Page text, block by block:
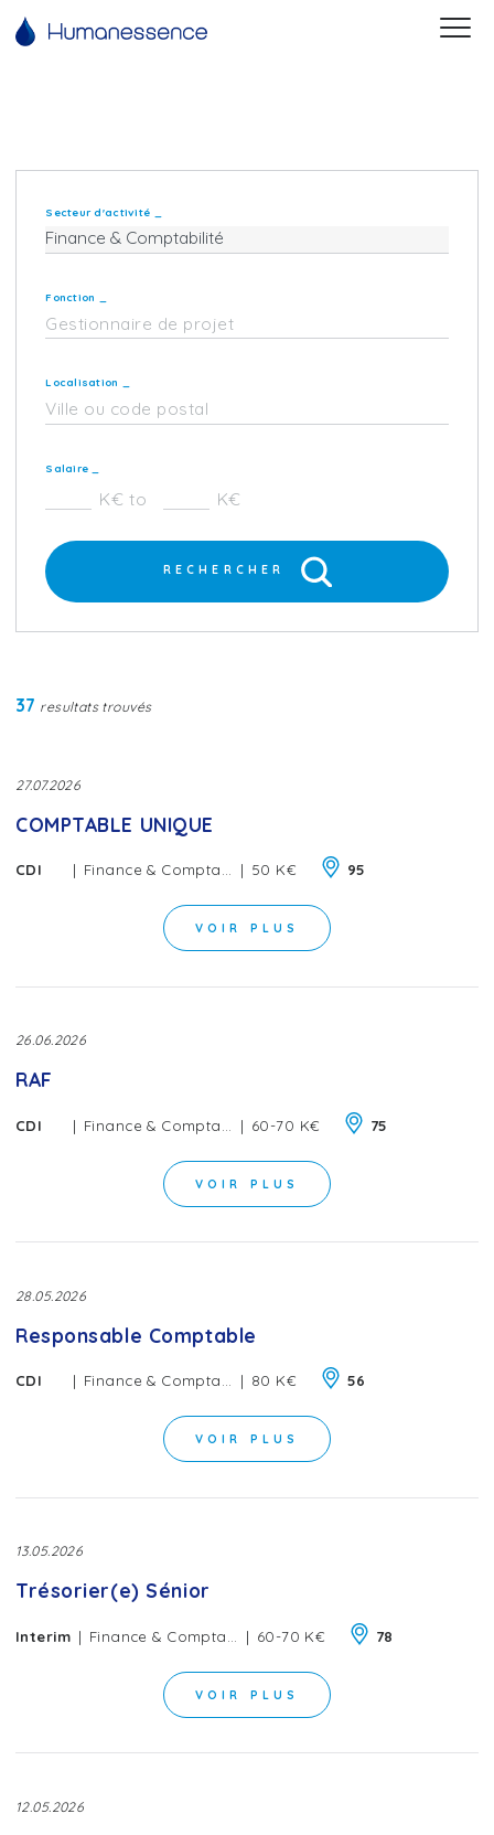
Secteur d'activité
Fonction
Localisation
Salaire
K€ to K€
RECHERCHER
37 resultats trouvés
27.07.2026
COMPTABLE UNIQUE
CDI | | 50 K€ 95
VOIR PLUS
26.06.2026
RAF
CDI | | 60-70 K€ 75
VOIR PLUS
28.05.2026
Responsable Comptable
CDI | | 80 K€ 56
VOIR PLUS
13.05.2026
Trésorier(e) Sénior
Interim | | 60-70 K€ 78
VOIR PLUS
12.05.2026